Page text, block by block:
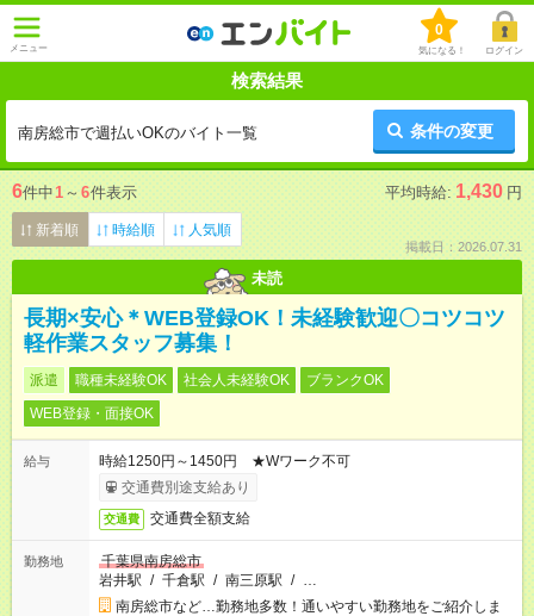
メニュー
0
気になる！ ログイン
検索結果
南房総市で週払いOKのバイト一覧 条件の変更
6件中1 ～ 6件表示 平均時給: 1,430 円
新着順 時給順 人気順
掲載日：2026.07.31
未読
長期×安心＊WEB登録OK！未経験歓迎〇コツコツ
軽作業スタッフ募集！
派遣 職種未経験OK 社会人未経験OK
ブランクOK
WEB登録・面接OK
給与
時給1250円～1450円 ★Wワーク不可
交通費別途支給あり
交通費 交通費全額支給
勤務地
千葉県南房総市
岩井駅 / 千倉駅 / 南三原駅 / …
南房総市など…勤務地多数！通いやすい勤務地をご紹介しま